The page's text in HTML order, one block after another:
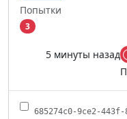
Попытки
3
5 минуты назад
685274c0-9ce2-443f-